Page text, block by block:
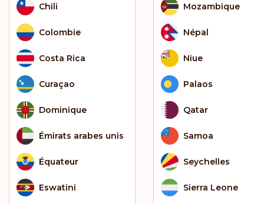
Chili
Colombie
Costa Rica
Curaçao
Dominique
Émirats arabes unis
Équateur
Eswatini
Mozambique
Népal
Niue
Palaos
Qatar
Samoa
Seychelles
Sierra Leone